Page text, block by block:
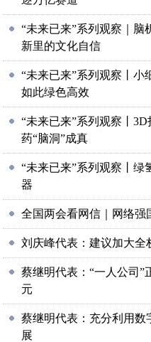
“未来已来”系列观察｜脑
新里的文化自信
“未来已来”系列观察丨小
如此绿色高效
“未来已来”系列观察丨
药“脑洞”成真
“未来已来”系列观察丨绿
器
全国两会看网信｜网络强
刘庆峰代表：建议加大全
蔡继明代表：“一人公司”
元
蔡继明代表：充分利用数
展